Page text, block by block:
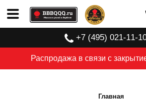
Распродажа в связи с
+7 (495) 021-11-
Главная